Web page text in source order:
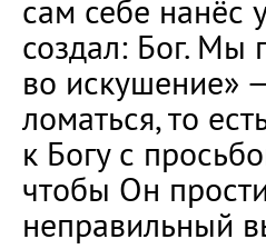
сам себе нанёс
создал: Бог. Мы
во искушение»
ломаться, то
к Богу с
чтобы Он
неправильный